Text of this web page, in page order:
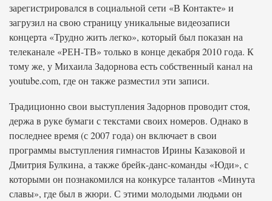
зарегистрировался в социальной сети «В Контакте» и
загрузил на свою страницу уникальные видеозаписи
концерта «Трудно жить легко», который был показан на
телеканале «РЕН-ТВ» только в конце декабря 2010 года. К
тому же, у Михаила Задорнова есть собственный канал на
youtube.com, где он также разместил эти записи.
Традиционно свои выступления Задорнов проводит стоя,
держа в руке бумаги с текстами своих номеров. Однако в
последнее время (с 2007 года) он включает в свои
программы выступления гимнастов Ирины Казаковой и
Дмитрия Булкина, а также брейк-данс-команды «Юди», с
которыми он познакомился на конкурсе талантов «Минута
славы», где был в жюри. С этими молодыми людьми он